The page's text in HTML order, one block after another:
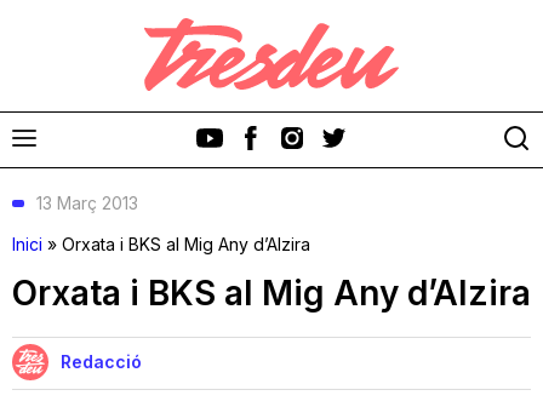
Discos
Videoclips
13 Març 2013
Inici » Orxata i BKS al Mig Any d’Alzira
Orxata i BKS al Mig Any d’Alzira
Redacció